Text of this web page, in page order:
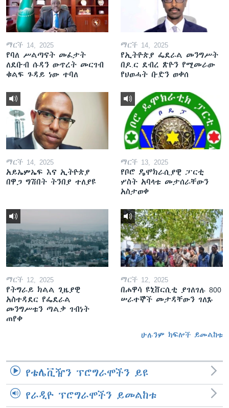
ማርች 14, 2025
የባለ ሥልጣናት መፈታት
ለደቡብ ሱዳን ውጥረት መርገብ
ቁልፍ ጉዳይ ነው ተባለ
ማርች 14, 2025
የኢትዮጵያ ፌደራል መንግሥት
በዶ.ር ደብረ ጽዮን የሚመራው
የህወሓት ቡድን ወቀሰ
ማርች 14, 2025
አይኤምኤፍ እና ኢትዮጵያ
በዋጋ ግሽበት ትንበያ ተለያዩ
ማርች 13, 2025
የቦሮ ዴሞክራሲያዊ ፓርቲ
ሦስት አባላቱ መታሰራቸውን
አስታወቀ
ማርች 12, 2025
የትግራይ ክልል ጊዜያዊ
አስተዳደር የፌደራል
መንግሥቱን ጣልቃ ገብነት
ጠየቀ
ማርች 12, 2025
በሐዋሳ ዩኒቨርሲቲ ያገለገሉ 800
ሠራተኞች መታዳቸውን ገለጹ
ሁሉንም ክፍሎች ይመልከቱ
የቴሌቪዥን ፕሮግራሞችን ይዩ
የራዲዮ ፕሮግራሞችን ይመልከቱ